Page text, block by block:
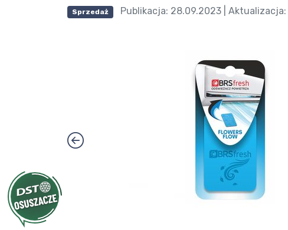
Sprzedaż Publikacja: 28.09.2023 | Aktualizacja: